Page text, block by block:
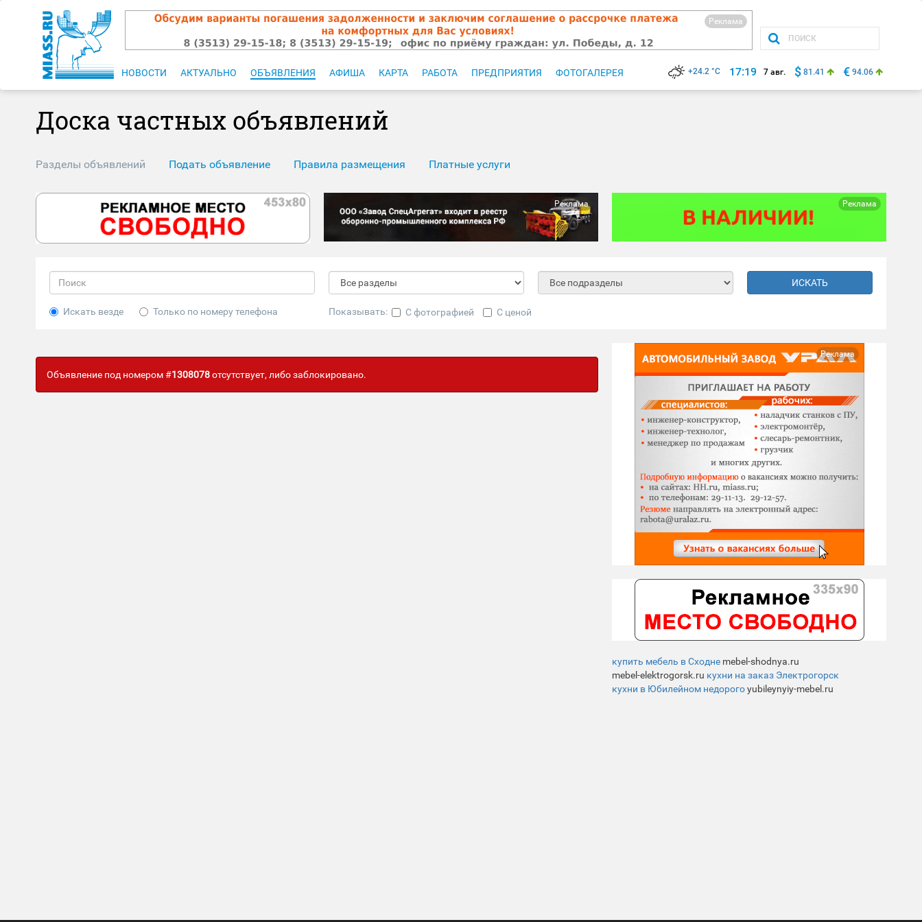
Реклама
НОВОСТИ АКТУАЛЬНО ОБЪЯВЛЕНИЯ АФИША КАРТА РАБОТА ПРЕДПРИЯТИЯ ФОТОГАЛЕРЕЯ +24.2 °C 17:19 7 авг. $ 81.41 € 94.06
Доска частных объявлений
Разделы объявлений Подать объявление Правила размещения Платные услуги
Реклама Реклама
ИСКАТЬ
Искать везде Только по номеру телефона Показывать: С фотографией С ценой
Объявление под номером #1308078отсутствует, либо заблокировано.
Реклама
купить мебель в Сходне mebel-shodnya.ru
mebel-elektrogorsk.ru кухни на заказ Электрогорск
кухни в Юбилейном недорогоyubileynyiy-mebel.ru